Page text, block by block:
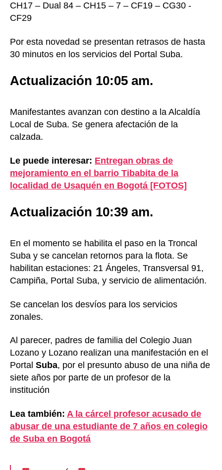
CH17 – Dual 84 – CH15 – 7 – CF19 – CG30 -
CF29
Por esta novedad se presentan retrasos de hasta
30 minutos en los servicios del Portal Suba.
Actualización 10:05 am.
Manifestantes avanzan con destino a la Alcaldía
Local de Suba. Se genera afectación de la
calzada.
Le puede interesar: Entregan obras de
mejoramiento en el barrio Tibabita de la
localidad de Usaquén en Bogotá [FOTOS]
Actualización 10:39 am.
En el momento se habilita el paso en la Troncal
Suba y se cancelan retornos para la flota. Se
habilitan estaciones: 21 Ángeles, Transversal 91,
Campiña, Portal Suba, y servicio de alimentación.
Se cancelan los desvíos para los servicios
zonales.
Al parecer, padres de familia del Colegio Juan
Lozano y Lozano realizan una manifestación en el
Portal Suba, por el presunto abuso de una niña de
siete años por parte de un profesor de la
institución
Lea también: A la cárcel profesor acusado de
abusar de una estudiante de 7 años en colegio
de Suba en Bogotá